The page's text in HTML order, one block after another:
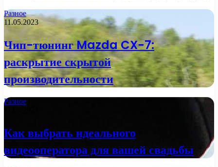
Разное
11.05.2023
Чип-тюнинг Mazda CX-7:
раскрытие скрытой
производительности
Разное
Как выбрать идеального
видеооператора для вашей свадьбы